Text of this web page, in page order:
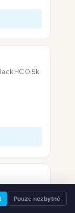
HC 0,5k
Pouze nezbytné